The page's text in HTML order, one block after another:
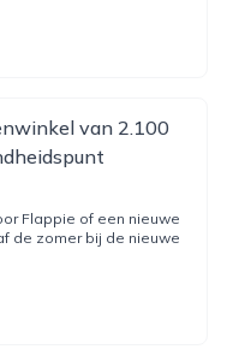
van 2.100
Flappie of een nieuwe
de zomer bij de nieuwe